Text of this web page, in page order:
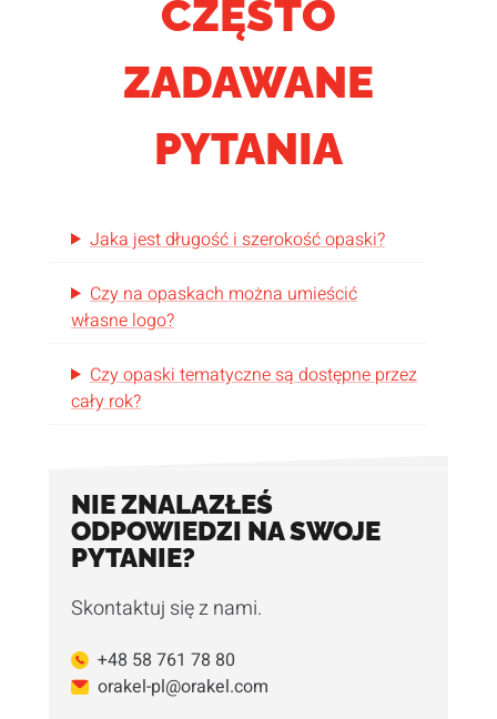
CZĘSTO
ZADAWANE
PYTANIA
Jaka jest długość i szerokość opaski?
Czy na opaskach można umieścić
własne logo?
Czy opaski tematyczne są dostępne przez
cały rok?
NIE ZNALAZŁEŚ
ODPOWIEDZI NA SWOJE
PYTANIE?
Skontaktuj się z nami.
+48 58 761 78 80
orakel-pl@orakel.com